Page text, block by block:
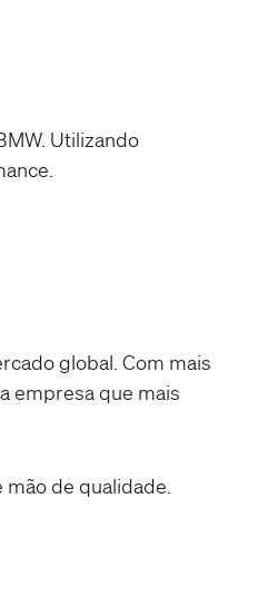
Utilizando
global. Com mais
empresa que mais
de qualidade.